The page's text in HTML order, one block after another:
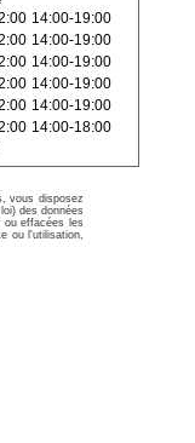
14:00-19:00
14:00-19:00
14:00-19:00
14:00-19:00
14:00-19:00
14:00-18:00
vous disposez
des données
ou effacées les
ou l'utilisation,